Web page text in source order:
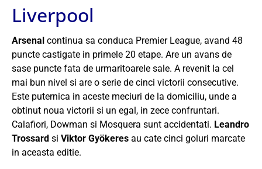
Liverpool
Arsenal continua sa conduca Premier League, avand 48
puncte castigate in primele 20 etape. Are un avans de
sase puncte fata de urmaritoarele sale. A revenit la cel
mai bun nivel si are o serie de cinci victorii consecutive.
Este puternica in aceste meciuri de la domiciliu, unde a
obtinut noua victorii si un egal, in zece confruntari.
Calafiori, Dowman si Mosquera sunt accidentati. Leandro
Trossard si Viktor Gyökeres au cate cinci goluri marcate
in aceasta editie.